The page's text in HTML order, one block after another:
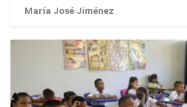
María José Jiménez